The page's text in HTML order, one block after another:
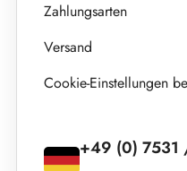
Zahlungsarten
Versand
Cookie-Einstellungen
+49 (0) 7531